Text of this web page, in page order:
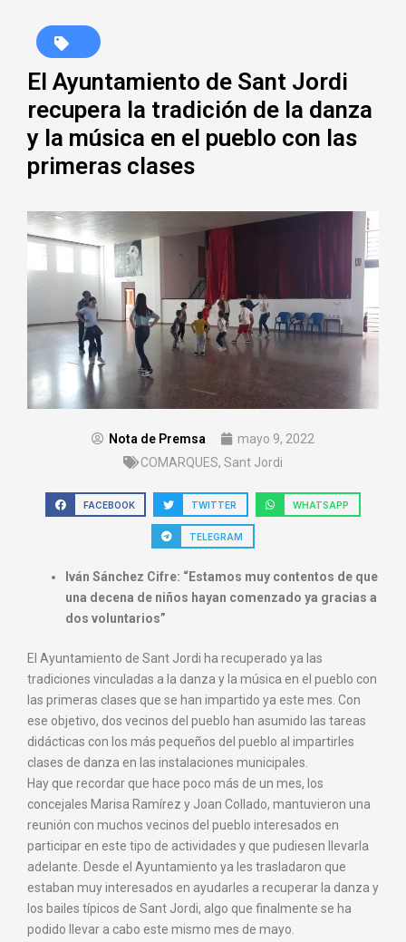
El Ayuntamiento de Sant Jordi
recupera la tradición de la danza
y la música en el pueblo con las
primeras clases
Nota de Premsa
mayo 9, 2022
COMARQUES, Sant Jordi
FACEBOOK TWITTER WHATSAPP
TELEGRAM
Iván Sánchez Cifre: “Estamos muy contentos de que
una decena de niños hayan comenzado ya gracias a
dos voluntarios”
El Ayuntamiento de Sant Jordi ha recuperado ya las
tradiciones vinculadas a la danza y la música en el pueblo con
las primeras clases que se han impartido ya este mes. Con
ese objetivo, dos vecinos del pueblo han asumido las tareas
didácticas con los más pequeños del pueblo al impartirles
clases de danza en las instalaciones municipales.
Hay que recordar que hace poco más de un mes, los
concejales Marisa Ramírez y Joan Collado, mantuvieron una
reunión con muchos vecinos del pueblo interesados en
participar en este tipo de actividades y que pudiesen llevarla
adelante. Desde el Ayuntamiento ya les trasladaron que
estaban muy interesados en ayudarles a recuperar la danza y
los bailes típicos de Sant Jordi, algo que finalmente se ha
podido llevar a cabo este mismo mes de mayo.